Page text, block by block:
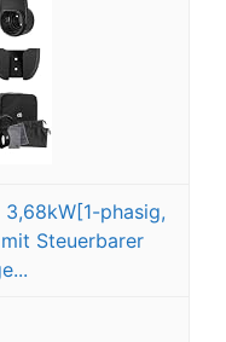
phasig,
Steuerbarer